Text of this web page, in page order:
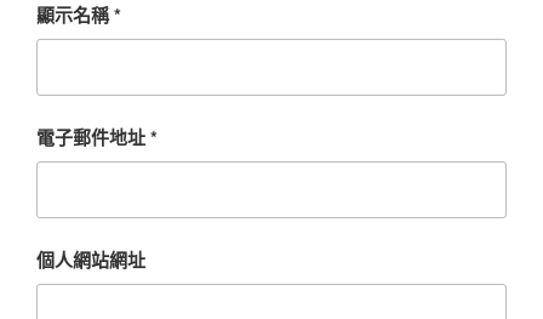
顯示名稱*
電子郵件地址*
個人網站網址